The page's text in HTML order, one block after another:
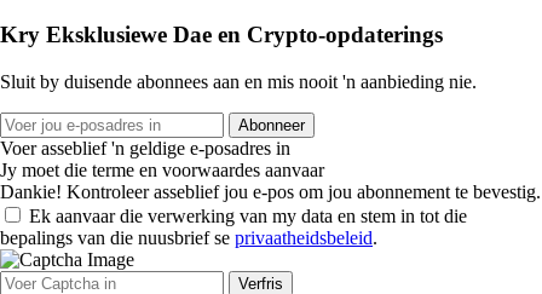
Kry Eksklusiewe Dae en Crypto-opdaterings
Sluit by duisende abonnees aan en mis nooit 'n aanbieding nie.
Abonneer
Voer asseblief 'n geldige e-posadres in
Jy moet die terme en voorwaardes aanvaar
Dankie! Kontroleer asseblief jou e-pos om jou abonnement te bevestig.
Ek aanvaar die verwerking van my data en stem in tot die
bepalings van die nuusbrief se privaatheidsbeleid.
Verfris